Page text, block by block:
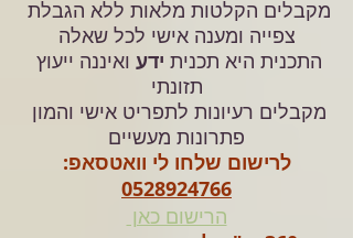
מקבלים הקלטות מלאות ללא הגבלת
צפייה ומענה אישי לכל שאלה
התכנית היא תכנית ידע ואיננה ייעוץ
תזונתי
מקבלים רעיונות לתפריט אישי והמון
פתרונות מעשיים
לרישום שלחו לי וואטסאפ:
0528924766
הרישום כאן